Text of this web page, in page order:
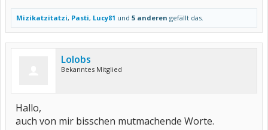
Mizikatzitatzi, Pasti, Lucy81 und 5 anderen gefällt das.
Lolobs
Bekanntes Mitglied
Hallo,
auch von mir bisschen mutmachende Worte.